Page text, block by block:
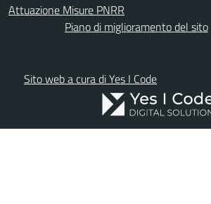
Attuazione Misure PNRR
Piano di miglioramento del sito
Sito web a cura di Yes I Code